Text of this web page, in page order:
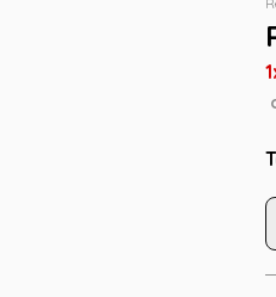
1